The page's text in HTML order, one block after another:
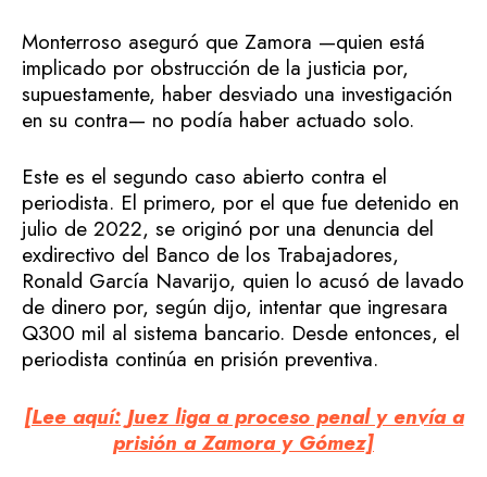
Monterroso aseguró que Zamora —quien está
implicado por obstrucción de la justicia por,
supuestamente, haber desviado una investigación
en su contra— no podía haber actuado solo.
Este es el segundo caso abierto contra el
periodista. El primero, por el que fue detenido en
julio de 2022, se originó por una denuncia del
exdirectivo del Banco de los Trabajadores,
Ronald García Navarijo, quien lo acusó de lavado
de dinero por, según dijo, intentar que ingresara
Q300 mil al sistema bancario. Desde entonces, el
periodista continúa en prisión preventiva.
[Lee aquí: Juez liga a proceso penal y envía a
prisión a Zamora y Gómez]